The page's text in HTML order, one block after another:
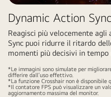
Dynamic Action Sync
Reagisci più velocemente
Sync puoi ridurre il ritardo
momenti più decisivi in tempo
*Le immagini sono simulate per
differire dall’uso effettivo.
*La funzione Crosshair non è
*Il contatore FPS può visualizzare un
aggiornamento massima del monitor.